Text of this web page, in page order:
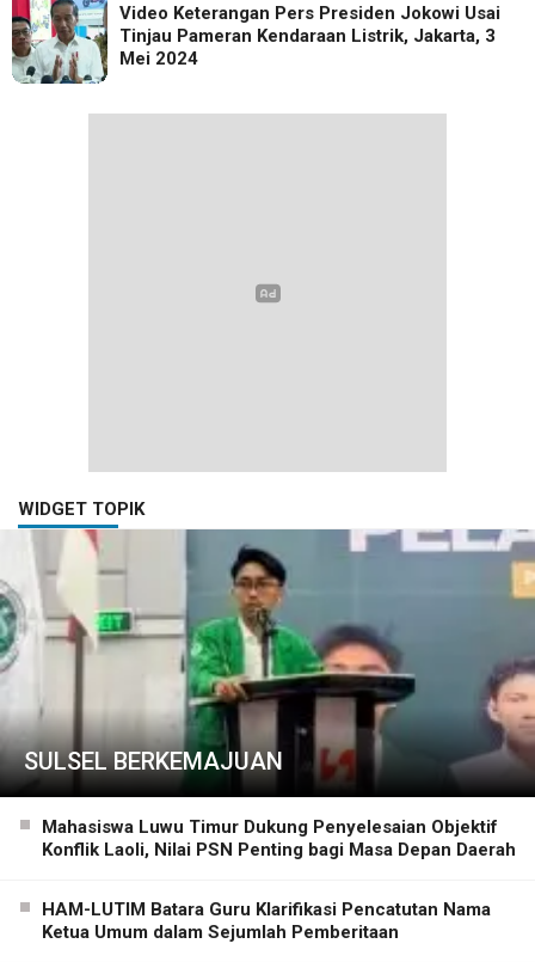
Video Keterangan Pers Presiden Jokowi Usai
Tinjau Pameran Kendaraan Listrik, Jakarta, 3
Mei 2024
WIDGET TOPIK
SULSEL BERKEMAJUAN
Mahasiswa Luwu Timur Dukung Penyelesaian Objektif
Konflik Laoli, Nilai PSN Penting bagi Masa Depan Daerah
HAM-LUTIM Batara Guru Klarifikasi Pencatutan Nama
Ketua Umum dalam Sejumlah Pemberitaan